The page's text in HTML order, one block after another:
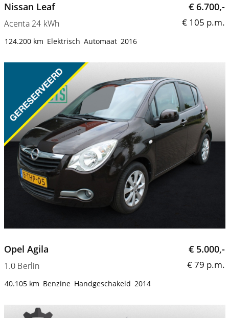
Nissan Leaf
Acenta 24 kWh
€ 6.700,-
€ 105 p.m.
124.200 km Elektrisch Automaat 2016
Opel Agila
1.0 Berlin
€ 5.000,-
€ 79 p.m.
40.105 km Benzine Handgeschakeld 2014